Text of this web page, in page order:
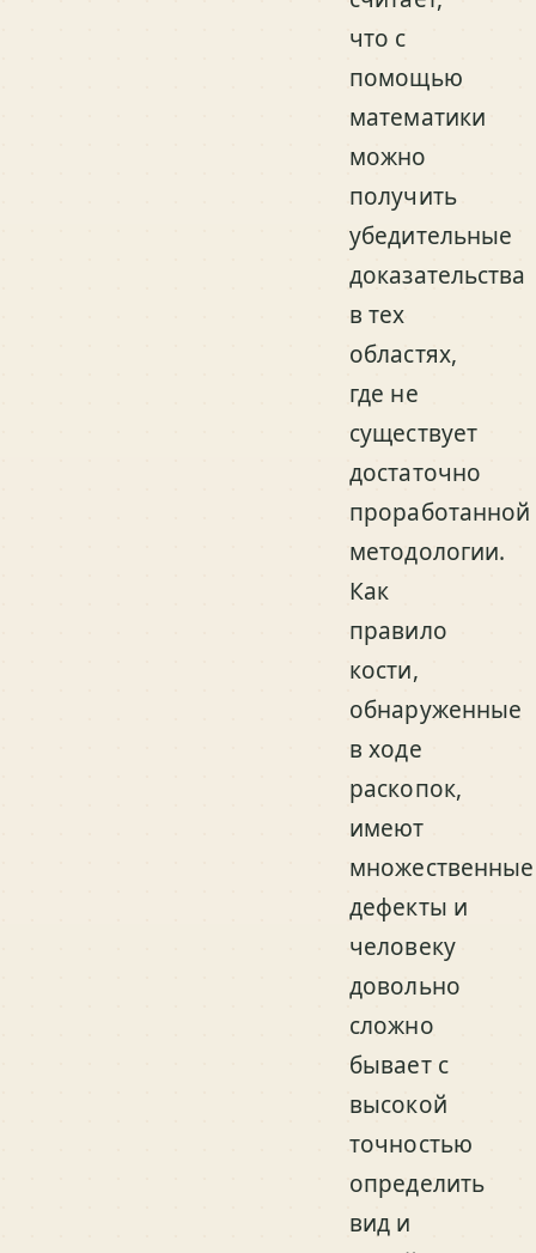
что с
помощью
математики
можно
получить
убедительные
доказательства
в тех
областях,
где не
существует
достаточно
проработанной
методологии.
Как
правило
кости,
обнаруженные
в ходе
раскопок,
имеют
множественные
дефекты и
человеку
довольно
сложно
бывает с
высокой
точностью
определить
вид и